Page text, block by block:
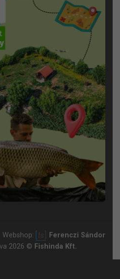
Webshop:
Ferenczi Sándor
2026 © Fishinda Kft.